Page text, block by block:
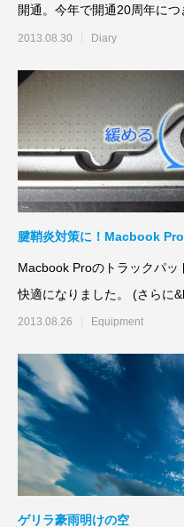
開通。今年で開通20周年につ
プされている
2013.08.30 Diary
腱鞘炎対策に！Macbook Pro
Macbook Proのトラックパッ
快適になりました。 (さらに
2013.08.26 Equipment
ゲリラ豪雨明けの空